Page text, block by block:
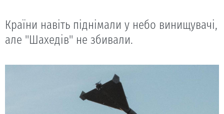
Країни навіть піднімали у небо винищувачі,
але "Шахедів" не збивали.